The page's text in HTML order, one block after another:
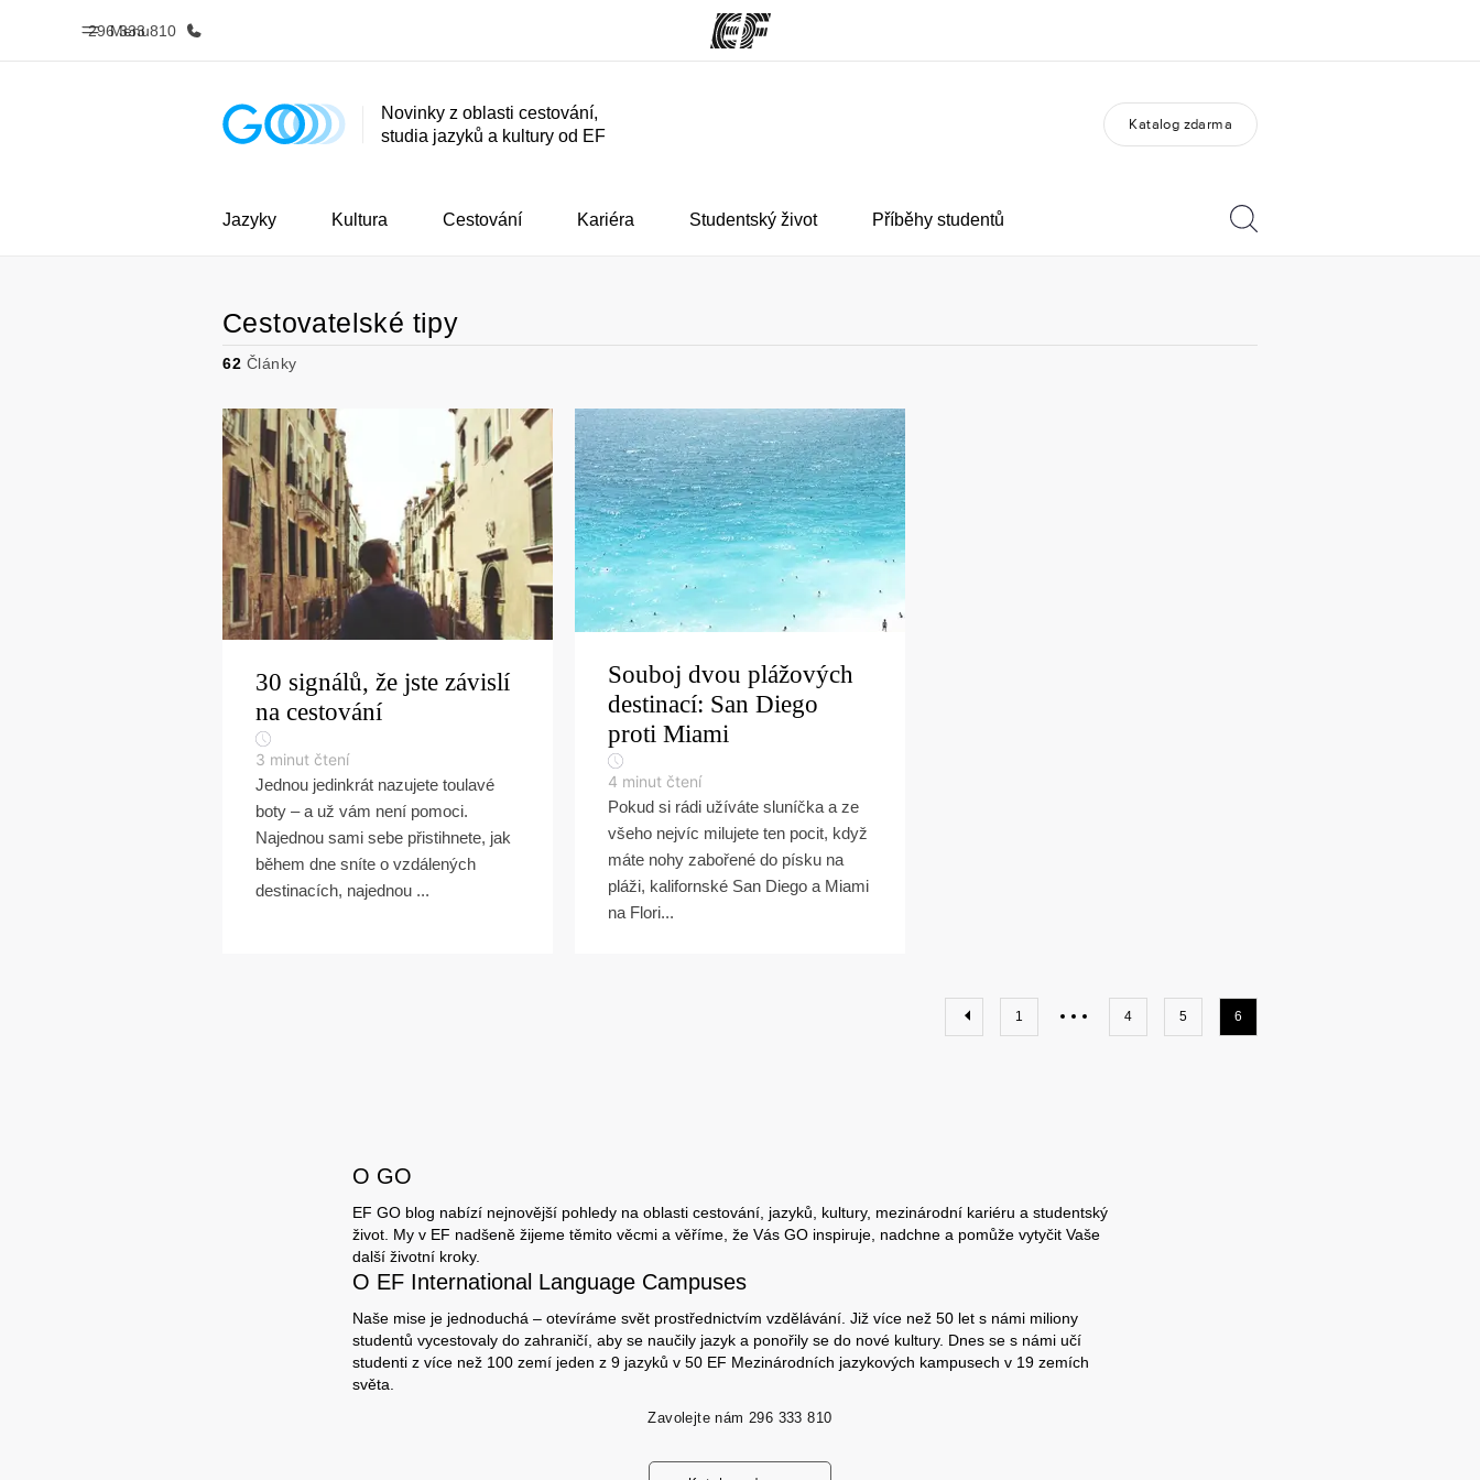
Menu
296 333 810
Domů Všechny programy Kariéra
Novinky z oblasti cestování,
studia jazyků a kultury od EF
Katalog zdarma
Jazyky Kultura Cestování Kariéra Studentský život Příběhy studentů
Cestovatelské tipy
62 Články
30 signálů, že jste závislí
na cestování
3 minut čtení
Jednou jedinkrát nazujete toulavé
boty – a už vám není pomoci.
Najednou sami sebe přistihnete, jak
během dne sníte o vzdálených
destinacích, najednou ...
Souboj dvou plážových
destinací: San Diego
proti Miami
4 minut čtení
Pokud si rádi užíváte sluníčka a ze
všeho nejvíc milujete ten pocit, když
máte nohy zabořené do písku na
pláži, kalifornské San Diego a Miami
na Flori...
1 4 5 6
O GO
EF GO blog nabízí nejnovější pohledy na oblasti cestování, jazyků, kultury, mezinárodní kariéru a studentský
život. My v EF nadšeně žijeme těmito věcmi a věříme, že Vás GO inspiruje, nadchne a pomůže vytyčit Vaše
další životní kroky.
O EF International Language Campuses
Naše mise je jednoduchá – otevíráme svět prostřednictvím vzdělávání. Již více než 50 let s námi miliony
studentů vycestovaly do zahraničí, aby se naučily jazyk a ponořily se do nové kultury. Dnes se s námi učí
studenti z více než 100 zemí jeden z 9 jazyků v 50 EF Mezinárodních jazykových kampusech v 19 zemích
světa.
Zavolejte nám 296 333 810